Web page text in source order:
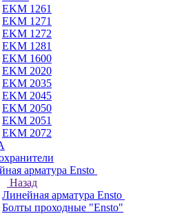
EKM 1261
EKM 1271
EKM 1272
EKM 1281
EKM 1600
EKM 2020
EKM 2035
EKM 2045
EKM 2050
EKM 2051
EKM 2072
арматура Ensto
Назад
Линейная арматура Ensto
Болты проходные "Ensto"